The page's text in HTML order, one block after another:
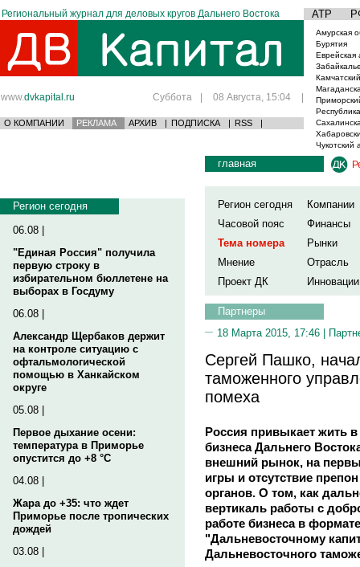
Региональный журнал для деловых кругов Дальнего Востока АТР
www.dvkapital.ru Суббота | 08 Августа, 15:04 |
О КОМПАНИИ РЕКЛАМА АРХИВ | ПОДПИСКА | RSS |
Амурская
Бурятия
Еврейская
Чукотский
Регион сегодня
06.08 |
"Единая Россия" получила
первую строку в
избирательном бюллетене на
выборах в Госдуму
06.08 |
Александр Щербаков держит
на контроле ситуацию с
офтальмологической
помощью в Ханкайском
округе
05.08 |
Первое дыхание осени:
температура в Приморье
опустится до +8 °C
04.08 |
Жара до +35: что ждет
Приморье после тропических
дождей
03.08 |
главная
Регион сегодня
Компании
Часовой пояс
Финансы
Тема номера
Рынки
Мнение
Отрасль
Проект ДК
Инновации
Партнеры
18 Марта 2015, 17:46 |
Сергей Пашко,
таможенного
помеха
Россия привыкает жить
бизнеса Дальнего
внешний рынок, на
игры и отсутствие
органов. О том, как
вертикаль работы с
работе бизнеса в
"Дальневосточному
Дальневосточного